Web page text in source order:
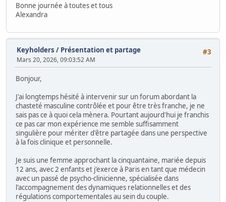
Bonne journée à toutes et tous
Alexandra
#3
Keyholders / Présentation et partage
Mars 20, 2026, 09:03:52 AM
Bonjour,
J'ai longtemps hésité à intervenir sur un forum abordant la
chasteté masculine contrôlée et pour être très franche, je ne
sais pas ce à quoi cela mènera. Pourtant aujourd'hui je franchis
ce pas car mon expérience me semble suffisamment
singulière pour mériter d'être partagée dans une perspective
à la fois clinique et personnelle.
Je suis une femme approchant la cinquantaine, mariée depuis
12 ans, avec 2 enfants et j'exerce à Paris en tant que médecin
avec un passé de psycho-clinicienne, spécialisée dans
l'accompagnement des dynamiques relationnelles et des
régulations comportementales au sein du couple.